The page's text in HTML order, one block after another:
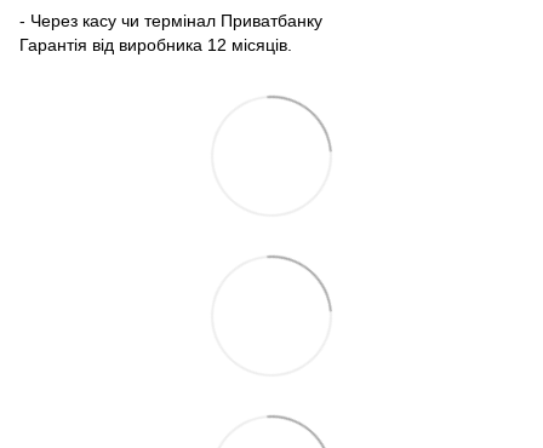
- Через касу чи термінал Приватбанку
Гарантія від виробника 12 місяців.